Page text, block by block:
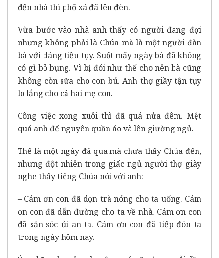
đến nhà thì phố xá đã lên đèn.
Vừa bước vào nhà anh thấy có người đang đợi
nhưng không phải là Chúa mà là một người đàn
bà với dáng tiều tụy. Suốt mấy ngày bà đã không
có gì bỏ bụng. Vì bị đói như thế cho nên bà cũng
không còn sữa cho con bú. Anh thợ giầy tận tụy
lo lắng cho cả hai mẹ con.
Công việc xong xuôi thì đã quá nửa đêm. Mệt
quá anh để nguyên quần áo và lên giường ngủ.
Thế là một ngày đã qua mà chưa thấy Chúa đến,
nhưng đột nhiên trong giấc ngủ người thợ giày
nghe thấy tiếng Chúa nói với anh:
– Cám ơn con đã dọn trà nóng cho ta uống. Cám
ơn con đã dẫn đường cho ta về nhà. Cám ơn con
đã săn sóc ủi an ta. Cám ơn con đã tiếp đón ta
trong ngày hôm nay.